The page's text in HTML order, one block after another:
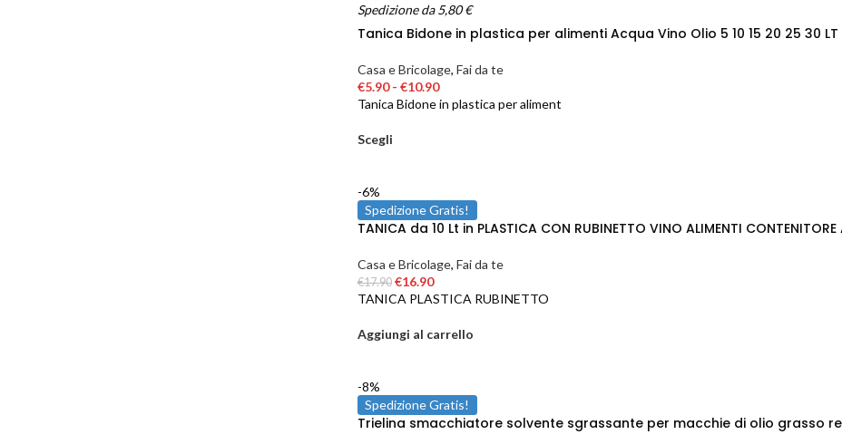
Spedizione da 5,80 €
Tanica Bidone in plastica per alimenti Acqua Vino Olio 5 10 15 20 25 30 LT
Casa e Bricolage, Fai da te
€5.90 - €10.90
Tanica Bidone in plastica per aliment
Scegli
-6%
Spedizione Gratis!
TANICA da 10 Lt in PLASTICA CON RUBINETTO VINO ALIMENTI
Casa e Bricolage, Fai da te
€17.90 €16.90
TANICA PLASTICA RUBINETTO
Aggiungi al carrello
-8%
Spedizione Gratis!
Trielina smacchiatore solvente sgrassante per macchie di olio grasso